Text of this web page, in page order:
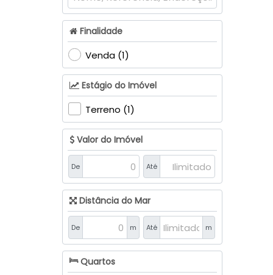
Fundo Canoas (16)
Itoupava (1)
Jardim América (4)
Laranjeiras (4)
Navegantes (2)
Progresso (10)
Rainha (3)
Santa Rita (2)
Santana (10)
Sumaré (18)
Taboão (15)
Valada Itoupava (4)
Valada São Paulo (6)
Lontras (20)
Centro (8)
Concórdia (1)
Finalidade
Venda (1)
Estágio do Imóvel
Terreno (1)
Valor do Imóvel
De Até
Distância do Mar
De m Até m
Quartos